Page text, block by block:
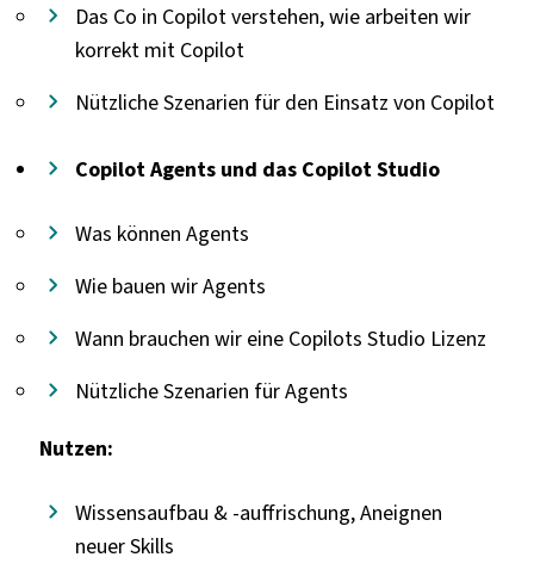
Das Co in Copilot verstehen, wie arbeiten wir
korrekt mit Copilot
Nützliche Szenarien für den Einsatz von Copilot
Copilot Agents und das Copilot Studio
Was können Agents
Wie bauen wir Agents
Wann brauchen wir eine Copilots Studio Lizenz
Nützliche Szenarien für Agents
Nutzen:
Wissensaufbau & -auffrischung, Aneignen
neuer Skills